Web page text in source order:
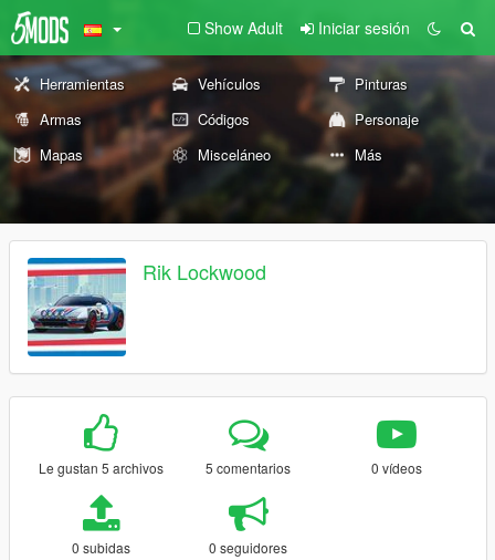
Show Adult Iniciar sesión
Herramientas Vehículos
Pinturas
Armas
Códigos
Personaje
Mapas
Misceláneo Más
Rik Lockwood
Le gustan 5 archivos 5 comentarios 0 vídeos
0 subidas 0 seguidores